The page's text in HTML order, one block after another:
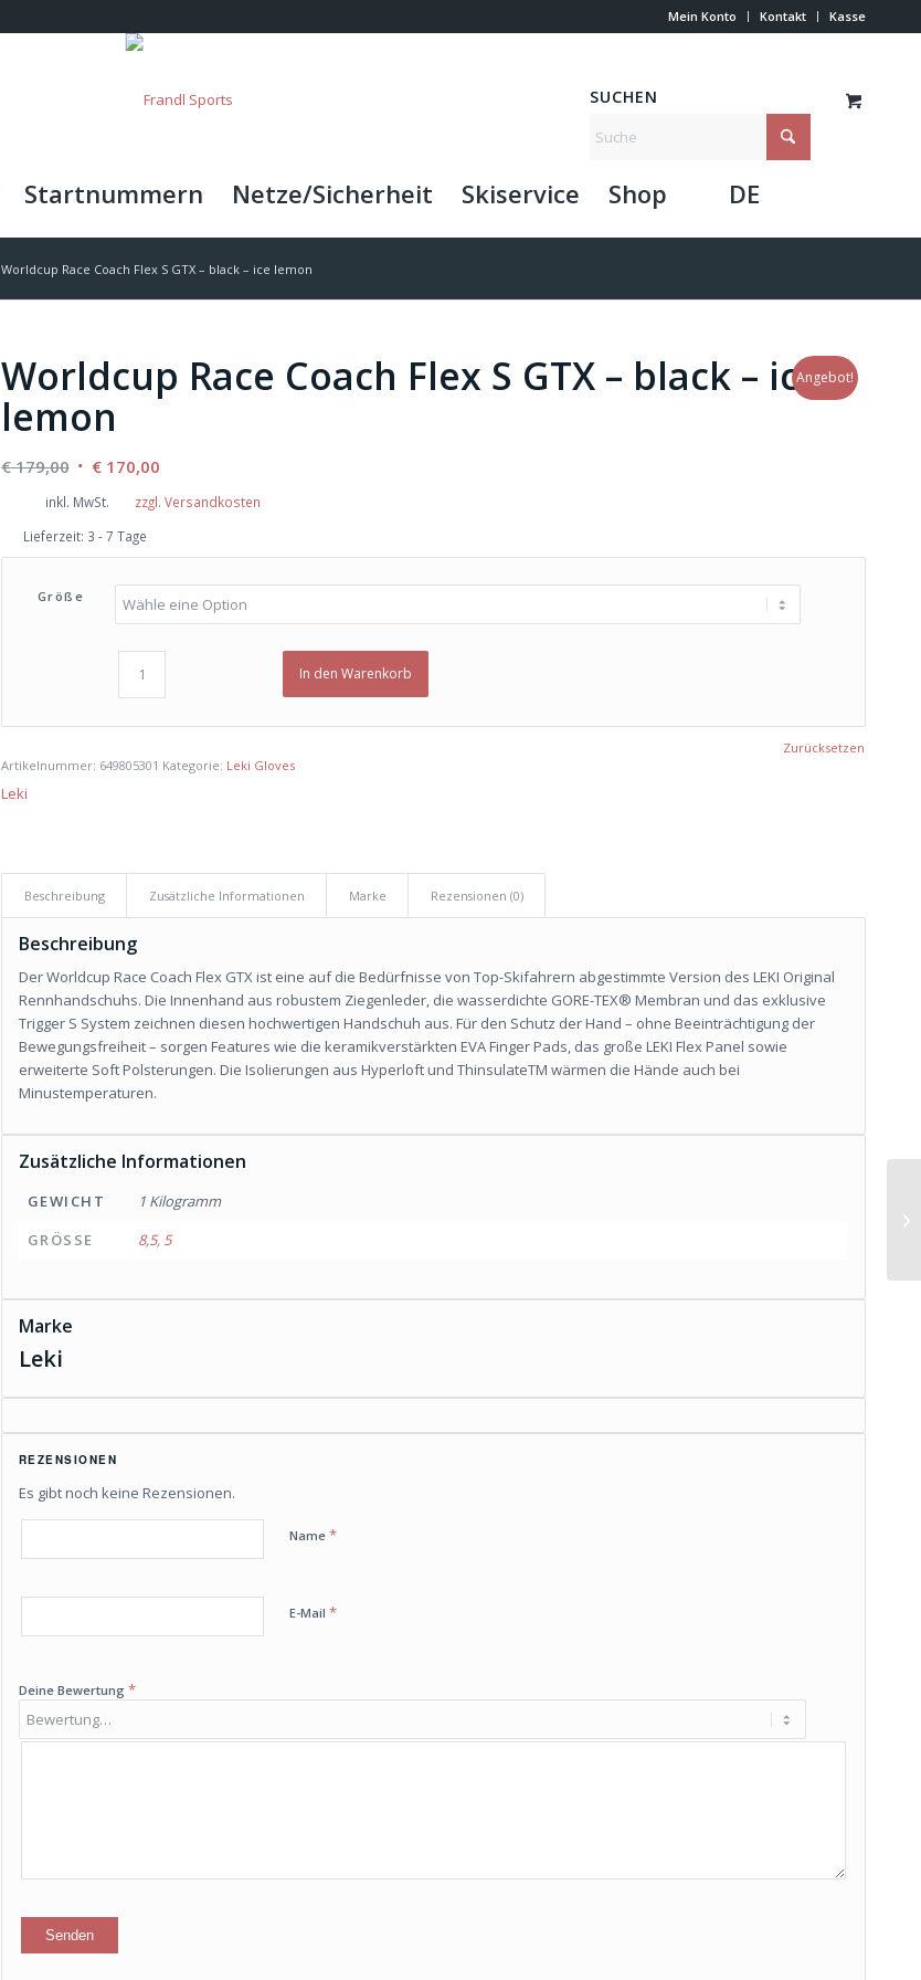
Mein Konto Kontakt Kasse
SUCHEN
Startnummern Netze/Sicherheit Skiservice Shop DE
Worldcup Race Coach Flex S GTX – black – ice lemon
Angebot!
Worldcup Race Coach Flex S GTX – black – ice
lemon
€179,00 Ursprünglicher
Preis
€ 179,00
€170,00Aktueller
Preis
inkl. MwSt.
zzgl. Versandkosten
Lieferzeit: 3 - 7 Tage
Größe
Zurücksetzen
In den Warenkorb
Artikelnummer: 649805301 Kategorie: Leki Gloves
Leki
Beschreibung Zusätzliche Informationen Marke Rezensionen (0)
Beschreibung
Der Worldcup Race Coach Flex GTX ist eine auf die Bedürfnisse von Top-Skifahrern abgestimmte Version des LEKI Original
Rennhandschuhs. Die Innenhand aus robustem Ziegenleder, die wasserdichte GORE-TEX® Membran und das exklusive
Trigger S System zeichnen diesen hochwertigen Handschuh aus. Für den Schutz der Hand – ohne Beeinträchtigung der
Bewegungsfreiheit – sorgen Features wie die keramikverstärkten EVA Finger Pads, das große LEKI Flex Panel sowie
erweiterte Soft Polsterungen. Die Isolierungen aus Hyperloft und ThinsulateTM wärmen die Hände auch bei
Minustemperaturen.
Zusätzliche Informationen
GEWICHT
1 Kilogramm
GRÖSSE
8,5, 5
Marke
Leki
REZENSIONEN
Es gibt noch keine Rezensionen.
Name *
E-Mail *
Deine Bewertung *